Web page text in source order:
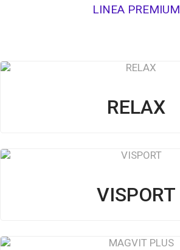
LINEA PREMIUM
RELAX
VISPORT